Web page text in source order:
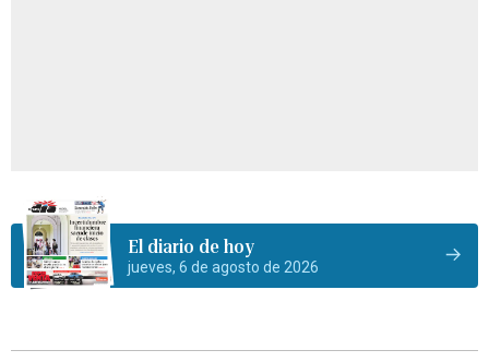
El diario de hoy
jueves, 6 de agosto de 2026